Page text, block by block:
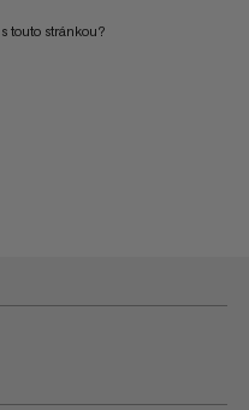
touto stránkou?